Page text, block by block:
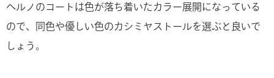
ヘルノのコートは色が落ち着いたカラー展開になっている
ので、同色や優しい色のカシミヤストールを選ぶと良いで
しょう。